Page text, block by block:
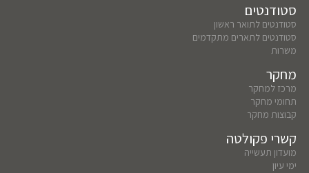
סטודנטים
סטודנטים לתואר ראשון
סטודנטים לתארים מתקדמים
משרות
מחקר
מרכז למחקר
תחומי מחקר
קבוצות מחקר
קשרי פקולטה
מועדון תעשייה
ימי עיון